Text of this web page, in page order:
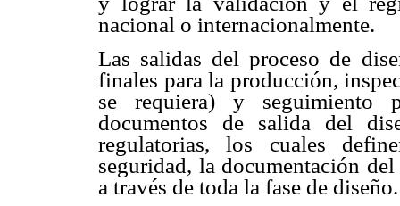
nacional o internacionalmente.
Las salidas del proceso de
finales para la producción,
se requiera) y seguimiento
documentos de salida del
regulatorias, los cuales
seguridad, la documentación
a través de toda la fase de diseño.